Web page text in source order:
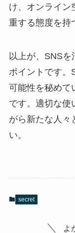
け、オンライン
重する態度を持
以上が、SNS
ポイントです。
可能性を秘めて
です。適切な使
がら新たな人々
い。
secret
よ